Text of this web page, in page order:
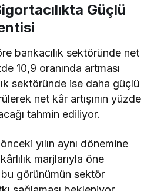
Güçlü
bankacılık sektöründe net
10,9 oranında artması
sektöründe ise daha güçlü
net kâr artışının yüzde
tahmin ediliyor.
yılın aynı dönemine
marjlarıyla öne
bu görünümün sektör